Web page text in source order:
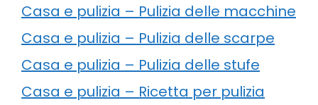
Casa e pulizia – Pulizia delle macchine
Casa e pulizia – Pulizia delle scarpe
Casa e pulizia – Pulizia delle stufe
Casa e pulizia – Ricetta per pulizia